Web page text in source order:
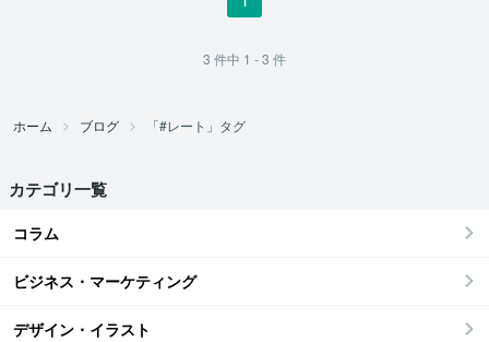
3 件中 1 - 3 件
ホーム ブログ 「#レート」タグ
カテゴリ一覧
コラム
ビジネス・マーケティング
デザイン・イラスト